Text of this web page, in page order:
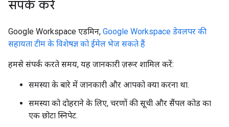
संपर्क करें
Google Workspace एडमिन, Google Workspace डेवलपर की
सहायता टीम के विशेषज्ञ को ईमेल भेज सकते हैं
हमसे संपर्क करते समय, यह जानकारी ज़रूर शामिल करें:
समस्या के बारे में जानकारी और आपको क्या करना था.
समस्या को दोहराने के लिए, चरणों की सूची और सैंपल कोड का
एक छोटा स्निपेट.